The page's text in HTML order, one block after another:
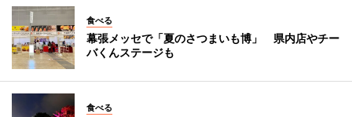
食べる
幕張メッセで「夏のさつまいも博」 県内店やチー
バくんステージも
食べる